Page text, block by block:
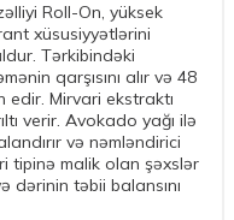
Roll-On, yüksek
xüsusiyyətlərini
Tərkibindəki
qarşısını alır və 48
Mirvari ekstraktı
verir. Avokado yağı ilə
və nəmləndirici
tipinə malik olan şəxslər
dərinin təbii balansını